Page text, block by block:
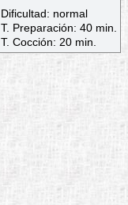
Dificultad: normal
T. Preparación: 40 min.
T. Cocción: 20 min.